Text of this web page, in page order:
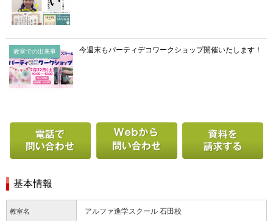
教室での出来事 今週末もパーティデコワークショップ開催いたします！
基本情報
教室名 アルファ進学スクール 石田校